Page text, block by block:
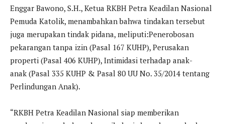
Enggar Bawono, S.H., Ketua RKBH Petra Keadilan Nasional
Pemuda Katolik, menambahkan bahwa tindakan tersebut
juga merupakan tindak pidana, meliputi:Penerobosan
pekarangan tanpa izin (Pasal 167 KUHP), Perusakan
properti (Pasal 406 KUHP), Intimidasi terhadap anak-
anak (Pasal 335 KUHP & Pasal 80 UU No. 35/2014 tentang
Perlindungan Anak).
“RKBH Petra Keadilan Nasional siap memberikan